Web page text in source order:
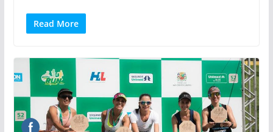
Read More